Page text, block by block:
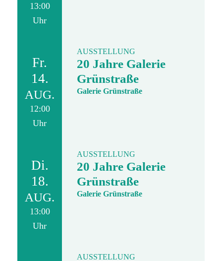
13:00
Uhr
Fr.
14.
AUG.
12:00
Uhr
AUSSTELLUNG
20 Jahre Galerie
Grünstraße
Galerie Grünstraße
Di.
18.
AUG.
13:00
Uhr
AUSSTELLUNG
20 Jahre Galerie
Grünstraße
Galerie Grünstraße
AUSSTELLUNG